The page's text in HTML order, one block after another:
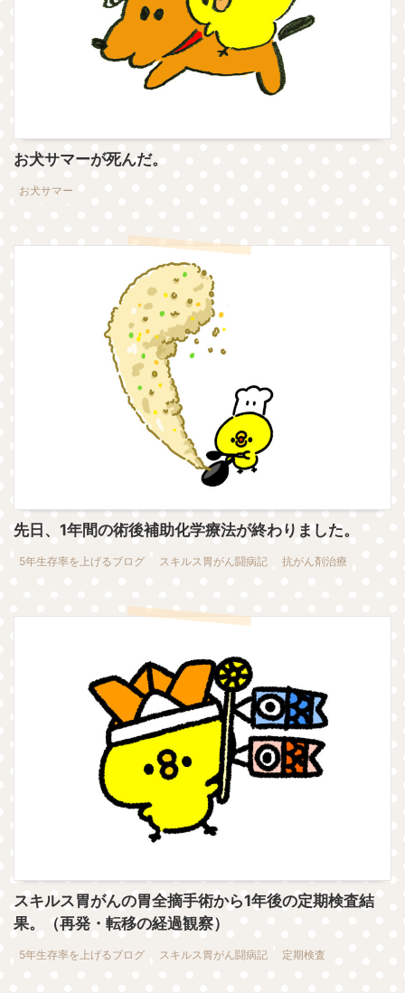
お犬サマーが死んだ。
お犬サマー
先日、1年間の術後補助化学療法が終わりました。
5年生存率を上げるブログ スキルス胃がん闘病記 抗がん剤治療
スキルス胃がんの胃全摘手術から1年後の定期検査結
果。（再発・転移の経過観察）
5年生存率を上げるブログ スキルス胃がん闘病記 定期検査